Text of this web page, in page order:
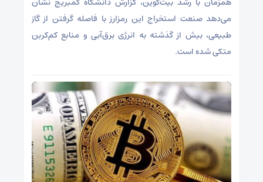
می‌دهد صنعت استخراج این رمزارز با فاصله گرفتن از گاز
طبیعی، بیش از گذشته به انرژی برق‌آبی و منابع کم‌کربن
متکی شده است.